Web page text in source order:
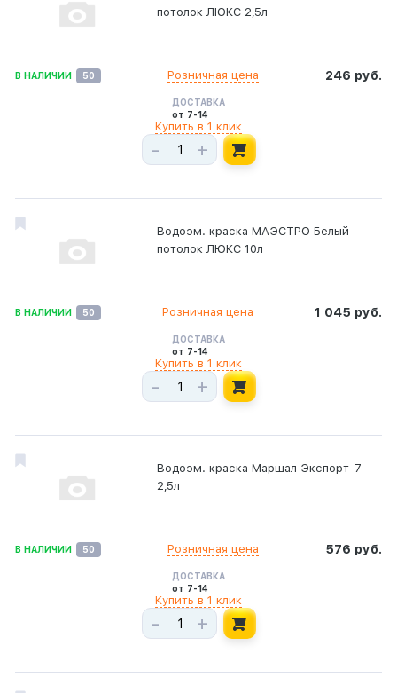
потолок ЛЮКС 2,5л
В НАЛИЧИИ 50 246 руб.
Розничная цена
ДОСТАВКА
от 7-14
- +
Купить в 1 клик
Водоэм. краска МАЭСТРО Белый
потолок ЛЮКС 10л
В НАЛИЧИИ 50 1 045 руб.
Розничная цена
ДОСТАВКА
от 7-14
- +
Купить в 1 клик
Водоэм. краска Маршал Экспорт-7
2,5л
В НАЛИЧИИ 50 576 руб.
Розничная цена
ДОСТАВКА
от 7-14
- +
Купить в 1 клик